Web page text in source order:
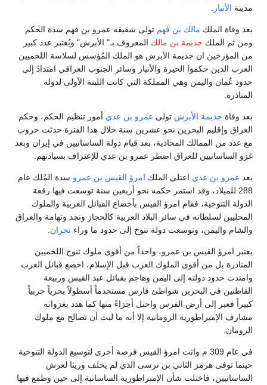
مدينة الأنبار
بعد وفاة الملك مالك بن فهم تولى شقيقه عمرو بن فهم سدة الحكم
ومن ثم الملك جذيمة بن مالك المعروف بـ" الأبرش" ويُعتبر عدد كبير
من المؤرخين ان جذيمة الأبرش هو الملك المُؤسس لسلاسة اللخميين
العرب الذين حكموا الحيرة والأنبار وسائر الجنوب العراقي امتدادً إلى
حدود عُمان واليمن وهي المملكة التي كانت اللبنة الأولى لدولة
المناذرة.
بعد وفاة جذيمة الأبرش تولى عمرو بن عدي أمور تنظيم الحكم، وحكم
العراق وإقليم البحرين نحو عشرين سنة خلال هذا الفترة حدثت حروب
مع عدد من الممالك المحاذية، بعد قيام دولة الساسانيين في إيران وبعد
غزو الساسانيين للعراق اضطر عمرو بن عدي للإعتراف بسيادتهم.
بعد عمرو بن عدي اعتلى الملك امرؤ القيس بن عمرو سدة المُلك عام
288 للميلاد، وقد استمر حكمه نحو أربعين سنة توسعت فيها رقعة
الدولة التنوخية، فقام امرؤ القيس بأخضاع القبائل العربية والملوك
المحليين لسلطانه في سائر البلاد العربية كالحجاز ونجد وتهامة والعراق
والشام واليمن، وتوسعت دولة تنوخ إلى حدود ما وراء نجران
يعتبر امرؤ القيس بن عمرو، واحداً من أقوى ملوك تنوخ اللخميين
المناذرة بل من أقوى الملوك العرب قبل الإسلام، اخضع قبائل العرب
وامتدت حدود دولته إلى اليمن وهاجم بقبائل عبد القيس وربيعة
القاطنين في البحرين شواطئ فارس مستخدماً أسطولاً بحرياً حربياً
كبيراً فعبر إلى أرض الفرس واحتل أجزاءً منها كما هدد بغزواته
مشارف الإمبراطورية الرومانية إلا أنه ما لبث أن تصالح مع ملوك
الرومان.
في عام 309 م واتت امرؤ القيس فرصة أخرى لتوسيع الدولة التنوخية
حينما توفى هرمز الثاني بن نرسى الذي لم يخلف وريثا لعرش
الساسانيين، فاختلت شأن الإمبراطورية الساسانية إلى حين وطمع فيها